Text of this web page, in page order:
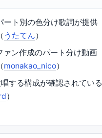
ート別の色分け歌詞が提供
うたてん）
ァン作成のパート分け動画
monakao_nico）
する構成が確認されている
）